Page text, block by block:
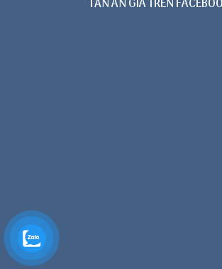
TẤN AN GIA TRÊN